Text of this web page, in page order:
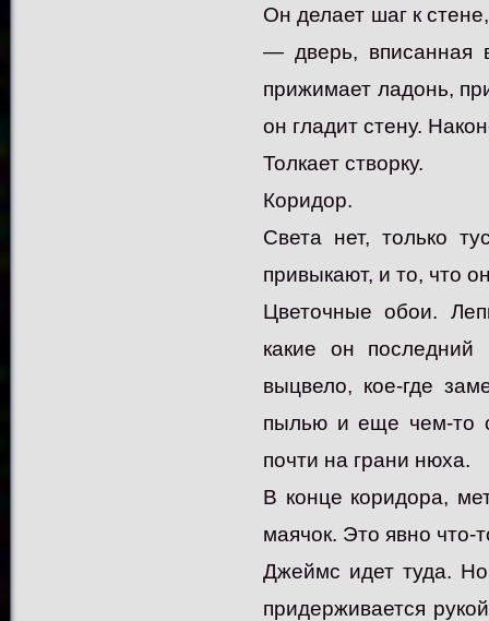
Он делает шаг к
— дверь, вписанная
прижимает ладонь,
он гладит стену.
Толкает створку.
Коридор.
Света нет, только
привыкают, и то, что
Цветочные обои.
какие он
выцвело, кое-где
пылью и еще чем-то
почти на грани нюха.
В конце коридора,
маячок. Это явно
Джеймс идет туда.
придерживается